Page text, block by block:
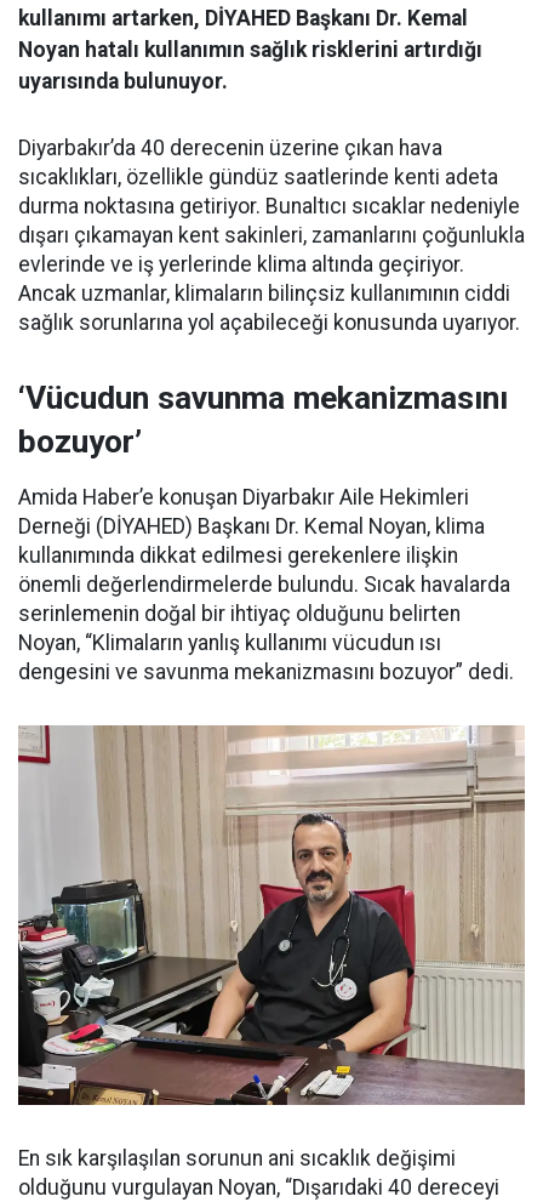
kullanımı artarken, DİYAHED Başkanı Dr. Kemal
Noyan hatalı kullanımın sağlık risklerini artırdığı
uyarısında bulunuyor.
Diyarbakır’da 40 derecenin üzerine çıkan hava
sıcaklıkları, özellikle gündüz saatlerinde kenti adeta
durma noktasına getiriyor. Bunaltıcı sıcaklar nedeniyle
dışarı çıkamayan kent sakinleri, zamanlarını çoğunlukla
evlerinde ve iş yerlerinde klima altında geçiriyor.
Ancak uzmanlar, klimaların bilinçsiz kullanımının ciddi
sağlık sorunlarına yol açabileceği konusunda uyarıyor.
‘Vücudun savunma mekanizmasını
bozuyor’
Amida Haber’e konuşan Diyarbakır Aile Hekimleri
Derneği (DİYAHED) Başkanı Dr. Kemal Noyan, klima
kullanımında dikkat edilmesi gerekenlere ilişkin
önemli değerlendirmelerde bulundu. Sıcak havalarda
serinlemenin doğal bir ihtiyaç olduğunu belirten
Noyan, “Klimaların yanlış kullanımı vücudun ısı
dengesini ve savunma mekanizmasını bozuyor” dedi.
En sık karşılaşılan sorunun ani sıcaklık değişimi
olduğunu vurgulayan Noyan, “Dışarıdaki 40 dereceyi